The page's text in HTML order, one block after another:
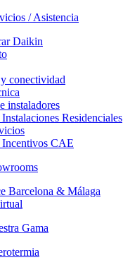
/ Asistencia
Daikin
conectividad
instaladores
Residenciales
Incentivos CAE
Barcelona & Málaga
Gama